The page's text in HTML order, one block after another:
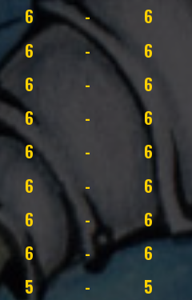
6 -
6
6 -
6
6 -
6
6 -
6
6 -
6
6 -
6
6 -
6
6 -
6
5 -
5